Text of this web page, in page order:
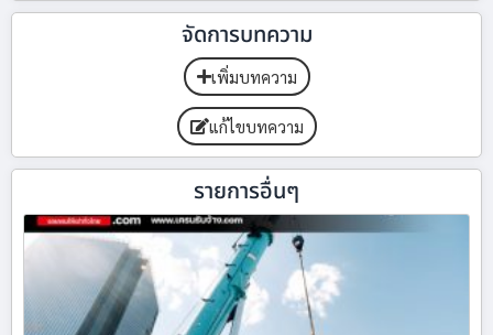
จัดการบทความ
เพิ่มบทความ
แก้ไขบทความ
รายการอื่นๆ